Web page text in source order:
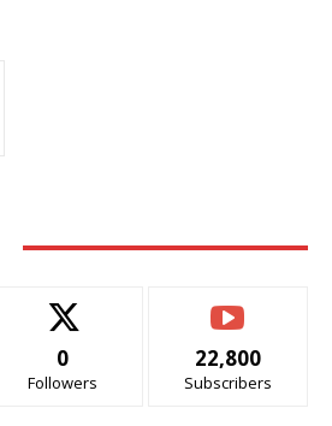
0
Followers
22,800
Subscribers